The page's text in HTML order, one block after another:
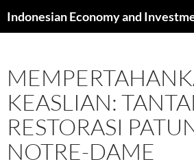
to
KEASLIAN:
RESTORASI
NOTRE-DAME